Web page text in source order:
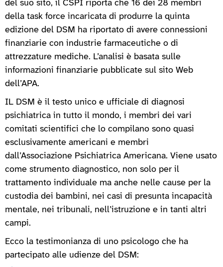
del suo sito, il CSPI riporta che 16 dei 28 membri
della task force incaricata di produrre la quinta
edizione del DSM ha riportato di avere connessioni
finanziarie con industrie farmaceutiche o di
attrezzature mediche. L’analisi è basata sulle
informazioni finanziarie pubblicate sul sito Web
dell’APA.
IL DSM è il testo unico e ufficiale di diagnosi
psichiatrica in tutto il mondo, i membri dei vari
comitati scientifici che lo compilano sono quasi
esclusivamente americani e membri
dall’Associazione Psichiatrica Americana. Viene usato
come strumento diagnostico, non solo per il
trattamento individuale ma anche nelle cause per la
custodia dei bambini, nei casi di presunta incapacità
mentale, nei tribunali, nell’istruzione e in tanti altri
campi.
Ecco la testimonianza di uno psicologo che ha
partecipato alle udienze del DSM: